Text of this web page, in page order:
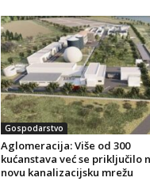
Gospodarstvo
Aglomeracija: Više od 300
kućanstava već se priključilo
novu kanalizacijsku mrežu